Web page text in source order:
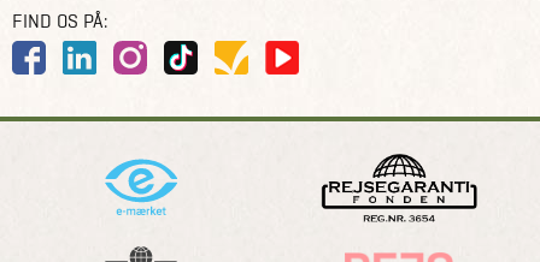
FIND OS PÅ: